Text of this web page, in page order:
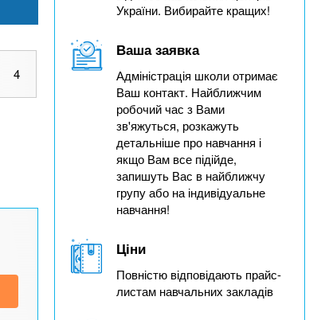
4
України. Вибирайте кращих!
Ваша заявка
Адміністрація школи отримає
Ваш контакт. Найближчим
робочий час з Вами
зв'яжуться, розкажуть
детальніше про навчання і
якщо Вам все підійде,
запишуть Вас в найближчу
групу або на індивідуальне
навчання!
Ціни
Повністю відповідають прайс-
листам навчальних закладів